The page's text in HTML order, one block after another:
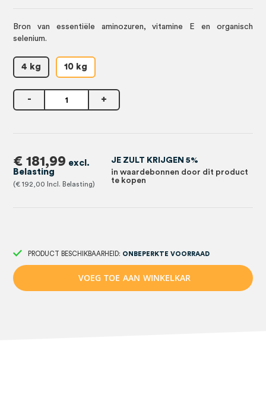
Bron van essentiële aminozuren, vitamine E en organisch
selenium.
4 kg 10 kg
- +
€ 192,00
€ 181,99
JE ZULT KRIJGEN 5%
in waardebonnen door dit product
te kopen
PRODUCT BESCHIKBAARHEID: ONBEPERKTE VOORRAAD
VOEG TOE AAN WINKELKAR